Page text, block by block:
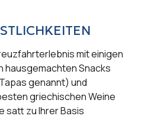
mit einigen
Snacks
genannt) und
griechischen Weine
satt zu Ihrer Basis